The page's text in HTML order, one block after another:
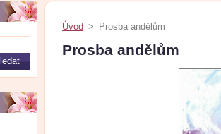
Úvod > Prosba andělům
Prosba andělům